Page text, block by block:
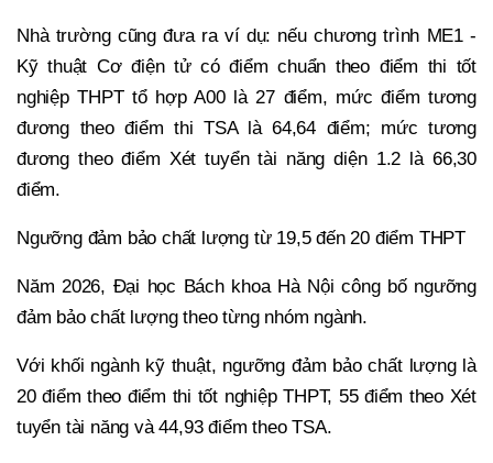
Nhà trường cũng đưa ra ví dụ: nếu chương trình ME1 -
Kỹ thuật Cơ điện tử có điểm chuẩn theo điểm thi tốt
nghiệp THPT tổ hợp A00 là 27 điểm, mức điểm tương
đương theo điểm thi TSA là 64,64 điểm; mức tương
đương theo điểm Xét tuyển tài năng diện 1.2 là 66,30
điểm.
Ngưỡng đảm bảo chất lượng từ 19,5 đến 20 điểm THPT
Năm 2026, Đại học Bách khoa Hà Nội công bố ngưỡng
đảm bảo chất lượng theo từng nhóm ngành.
Với khối ngành kỹ thuật, ngưỡng đảm bảo chất lượng là
20 điểm theo điểm thi tốt nghiệp THPT, 55 điểm theo Xét
tuyển tài năng và 44,93 điểm theo TSA.